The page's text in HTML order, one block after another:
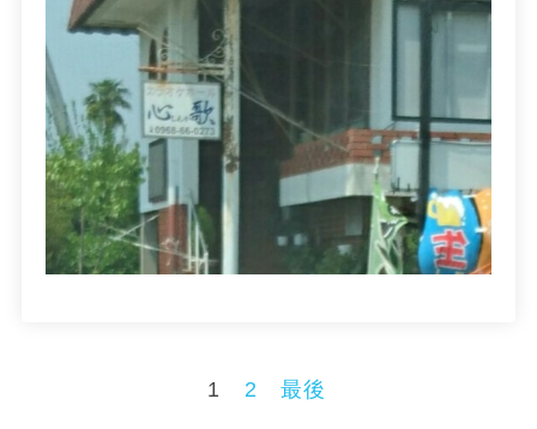
1 2 最後